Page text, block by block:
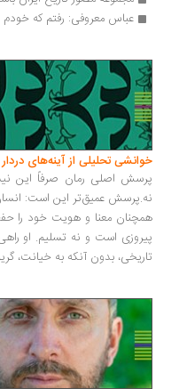
عباس معروفی: رفتم که
خوانشی تحلیلی از آینه‌های
پرسش اصلی رمان صرفاً این
نه.پرسش عمیق‌تر این است:
همچنان معنا و هویت خود را
پیروزی است و نه تسلیم. او
تاریخی، بدون آنکه به خیانت،